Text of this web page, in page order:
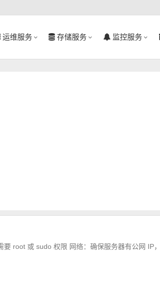
运维服务 存储服务 监控服务
root 或 sudo 权限 网络：确保服务器有公网 IP，